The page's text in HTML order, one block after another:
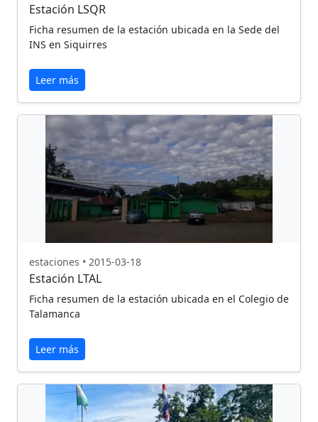
Estación LSQR
Ficha resumen de la estación ubicada en la Sede del
INS en Siquirres
Leer más
estaciones • 2015-03-18
Estación LTAL
Ficha resumen de la estación ubicada en el Colegio de
Talamanca
Leer más